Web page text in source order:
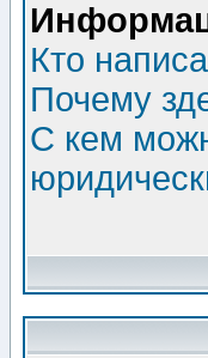
Кто
Почему
С кем